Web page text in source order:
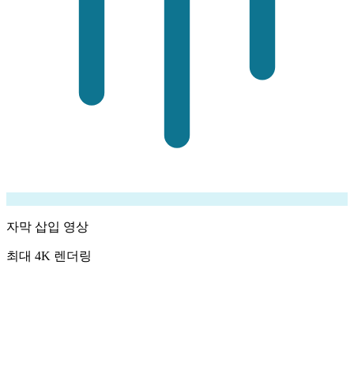
자막 삽입 영상
최대 4K 렌더링